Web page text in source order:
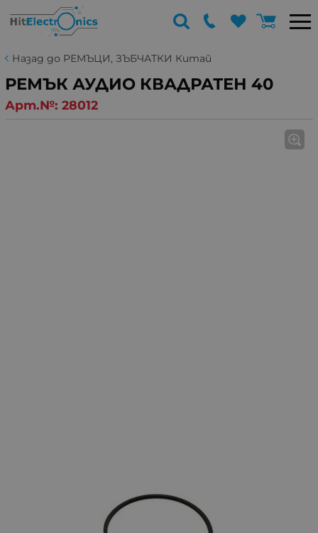
Назад до РЕМЪЦИ, ЗЪБЧАТКИ Китай
РЕМЪК АУДИО КВАДРАТЕН 40
Арт.№: 28012